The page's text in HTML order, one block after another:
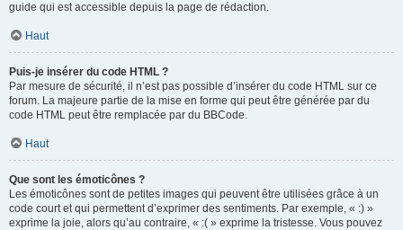
guide qui est accessible depuis la page de rédaction.
Haut
Puis-je insérer du code HTML ?
Par mesure de sécurité, il n’est pas possible d’insérer du code HTML sur ce
forum. La majeure partie de la mise en forme qui peut être générée par du
code HTML peut être remplacée par du BBCode.
Haut
Que sont les émoticônes ?
Les émoticônes sont de petites images qui peuvent être utilisées grâce à un
code court et qui permettent d’exprimer des sentiments. Par exemple, « :) »
exprime la joie, alors qu’au contraire, « :( » exprime la tristesse. Vous pouvez